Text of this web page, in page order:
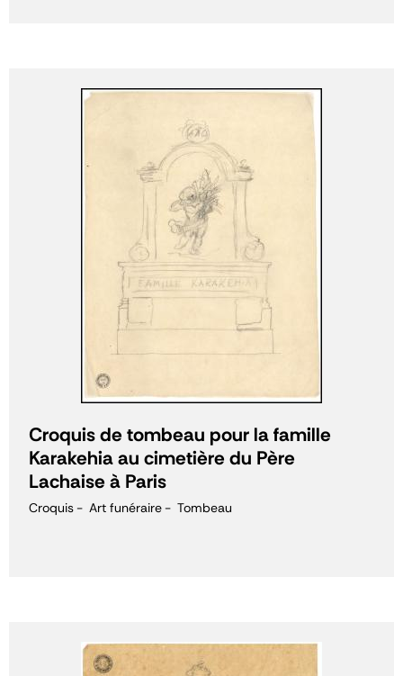
Croquis de tombeau pour la famille
Karakehia au cimetière du Père
Lachaise à Paris
Croquis Art funéraire Tombeau